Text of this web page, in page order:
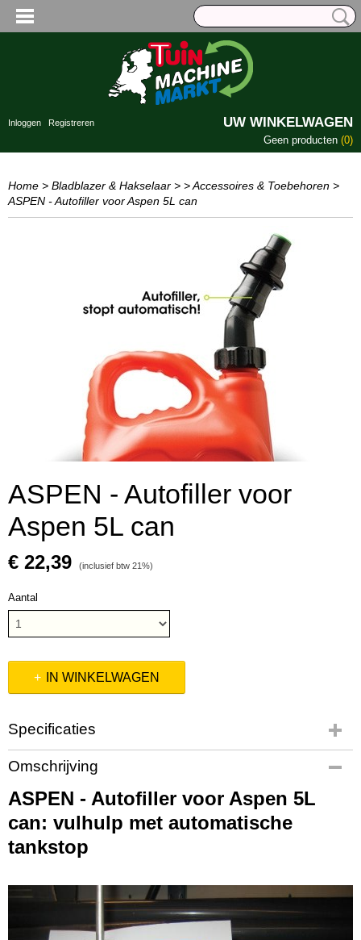
Inloggen Registreren UW WINKELWAGEN
Geen producten (0)
Home > Bladblazer & Hakselaar > > Accessoires & Toebehoren >
ASPEN - Autofiller voor Aspen 5L can
ASPEN - Autofiller voor
Aspen 5L can
€ 22,39 (inclusief btw 21%)
Aantal
IN WINKELWAGEN
Specificaties
Productcode
1996
Productcode leverancier
Omschrijving
ASPEN - Autofiller voor Aspen 5L
can: vulhulp met automatische
tankstop